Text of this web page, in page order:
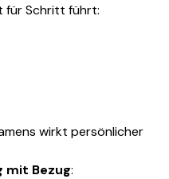
für Schritt führt:
wirkt persönlicher
mit Bezug: